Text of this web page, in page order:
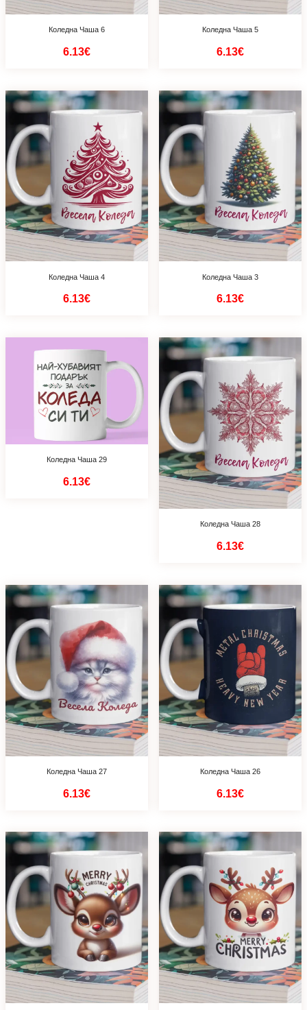
Коледна Чаша 6
6.13€
Коледна Чаша 5
6.13€
Коледна Чаша 4
6.13€
Коледна Чаша 3
6.13€
Коледна Чаша 29
6.13€
Коледна Чаша 28
6.13€
Коледна Чаша 27
6.13€
Коледна Чаша 26
6.13€